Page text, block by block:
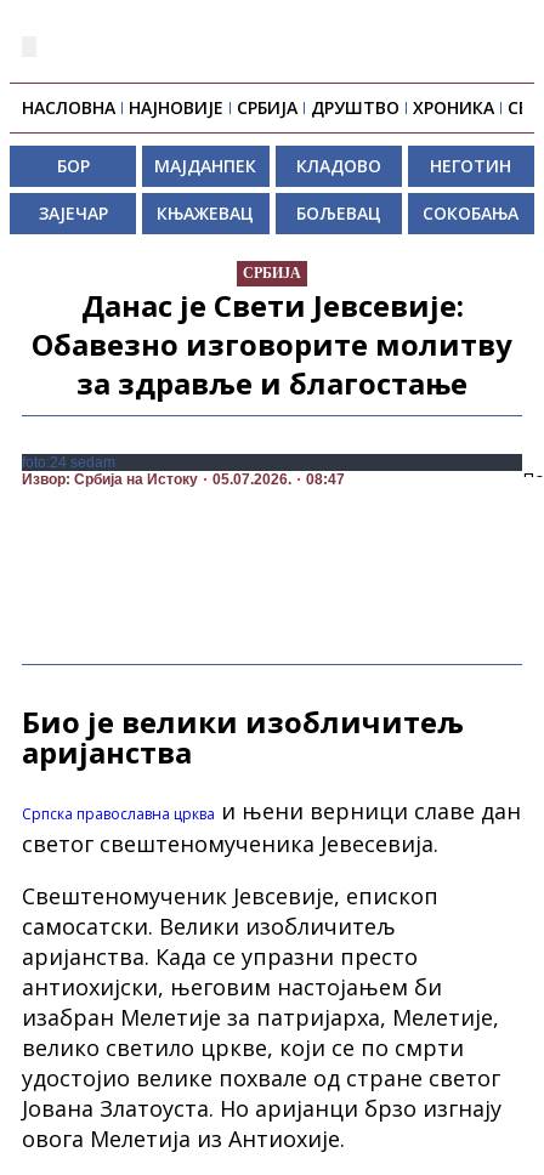
НАСЛОВНА НАЈНОВИЈЕ СРБИЈА ДРУШТВО ХРОНИКА
БОР МАЈДАНПЕК КЛАДОВО НЕГОТИН
ЗАЈЕЧАР КЊАЖЕВАЦ БОЉЕВАЦ СОКОБАЊА
СРБИЈА
Данас је Свети Јевсевије:
Обавезно изговорите молитву
за здравље и благостање
foto:24 sedam
Извор: Србија на Истоку
05.07.2026. 08:47
Био је велики изобличитељ
аријанства
Српска православна црква и њени верници славе дан
светог свештеномученика Јевесевија.
Свештеномученик Јевсевије, епископ
самосатски. Велики изобличитељ
аријанства. Када се упразни престо
антиохијски, његовим настојањем би
изабран Мелетије за патријарха, Мелетије,
велико светило цркве, који се по смрти
удостојио велике похвале од стране светог
Јована Златоуста. Но аријанци брзо изгнају
овога Мелетија из Антиохије.